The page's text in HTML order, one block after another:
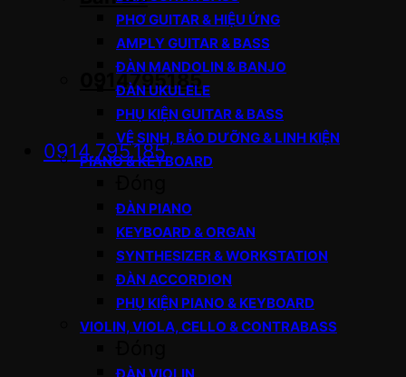
0914795185
0914.795.185
PHƠ GUITAR & HIỆU ỨNG
AMPLY GUITAR & BASS
ĐÀN MANDOLIN & BANJO
ĐÀN UKULELE
PHỤ KIỆN GUITAR & BASS
VỆ SINH, BẢO DƯỠNG & LINH KIỆN
PIANO & KEYBOARD
ĐÀN PIANO
KEYBOARD & ORGAN
SYNTHESIZER & WORKSTATION
ĐÀN ACCORDION
PHỤ KIỆN PIANO & KEYBOARD
VIOLIN, VIOLA, CELLO & CONTRABASS